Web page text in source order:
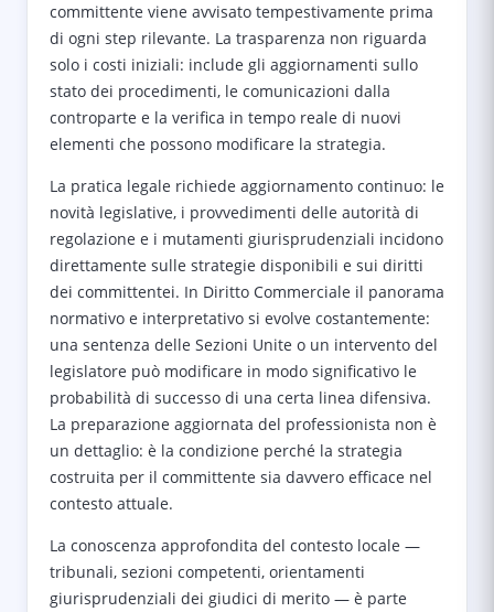
committente viene avvisato tempestivamente prima
di ogni step rilevante. La trasparenza non riguarda
solo i costi iniziali: include gli aggiornamenti sullo
stato dei procedimenti, le comunicazioni dalla
controparte e la verifica in tempo reale di nuovi
elementi che possono modificare la strategia.
La pratica legale richiede aggiornamento continuo: le
novità legislative, i provvedimenti delle autorità di
regolazione e i mutamenti giurisprudenziali incidono
direttamente sulle strategie disponibili e sui diritti
dei committentei. In Diritto Commerciale il panorama
normativo e interpretativo si evolve costantemente:
una sentenza delle Sezioni Unite o un intervento del
legislatore può modificare in modo significativo le
probabilità di successo di una certa linea difensiva.
La preparazione aggiornata del professionista non è
un dettaglio: è la condizione perché la strategia
costruita per il committente sia davvero efficace nel
contesto attuale.
La conoscenza approfondita del contesto locale —
tribunali, sezioni competenti, orientamenti
giurisprudenziali dei giudici di merito — è parte